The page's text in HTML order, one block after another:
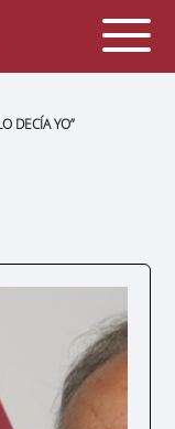
DECÍA YO”